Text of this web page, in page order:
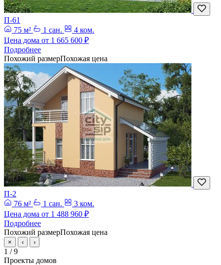
П-61
75 м²
1 сан.
4 ком.
Цена дома от 1 665 600 ₽
Подробнее
Похожий размерПохожая цена
П-2
76 м²
1 сан.
3 ком.
Цена дома от 1 488 960 ₽
Подробнее
Похожий размерПохожая цена
× ‹ ›
1 / 9
Проекты домов